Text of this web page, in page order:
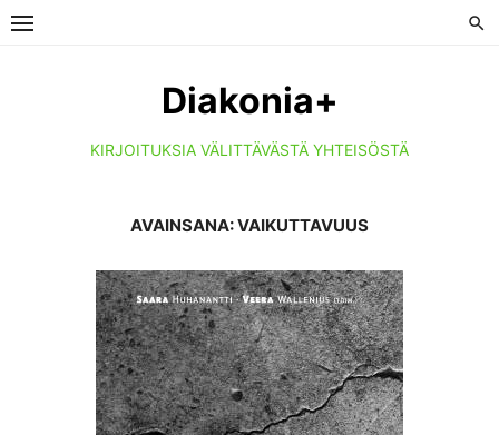
Skip
Diakonia+
KIRJOITUKSIA VÄLITTÄVÄSTÄ YHTEISÖSTÄ
AVAINSANA:VAIKUTTAVUUS